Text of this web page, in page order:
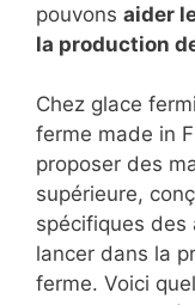
pouvons aider
la production
Chez glace
ferme made in
proposer des
supérieure,
spécifiques des
lancer dans la
ferme. Voici